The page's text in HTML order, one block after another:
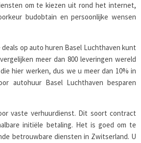
om te kiezen uit rond het internet,
budobtain en persoonlijke wensen
op auto huren Basel Luchthaven kunt
meer dan 800 leveringen wereld
hier werken, dus we u meer dan 10% in
autohuur Basel Luchthaven besparen
vaste verhuurdienst. Dit soort contract
initiële betaling. Het is goed om te
betrouwbare diensten in Zwitserland. U